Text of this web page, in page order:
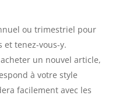
ou trimestriel pour
et tenez-vous-y.
un nouvel article,
à votre style
facilement avec les